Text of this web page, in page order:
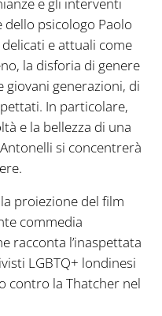
e gli interventi
dello psicologo Paolo
e attuali come
la disforia di genere
generazioni, di
In particolare,
e la bellezza di una
si concentrerà
proiezione del film
commedia
racconta l’inaspettata
LGBTQ+ londinesi
contro la Thatcher nel